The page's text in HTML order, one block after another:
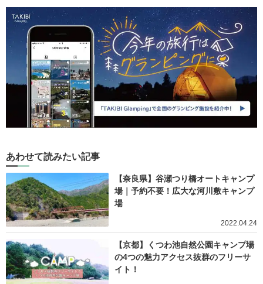
あわせて読みたい記事
【奈良県】谷瀬つり橋オートキャンプ
場｜予約不要！広大な河川敷キャンプ
場
2022.04.24
【京都】くつわ池自然公園キャンプ場
の4つの魅力アクセス抜群のフリーサ
イト！